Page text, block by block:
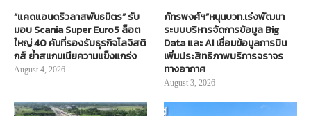
“แคดแอนดริวลาสพันธมิตร” รับ
มอบ Scania Super Euro5 ล็อต
ใหญ่ 40 คันที่รองรับธุรกิจโลจิสติ
กส์ ย้ำสแกนเนียความแข็งแกร่ง
August 4, 2026
ภัทรพงศ์ฯ”หนุนบวท.เร่งพัฒนา
ระบบบริหารจัดการข้อมูล Big
Data และ AI เชื่อมข้อมูลการบิน
เพิ่มประสิทธิภาพบริการจราจร
ทางอากาศ
August 3, 2026